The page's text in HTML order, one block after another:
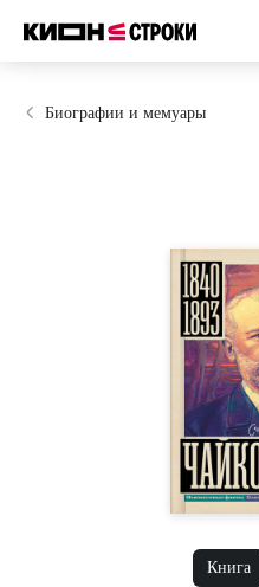
Биографии и мемуары
Книга